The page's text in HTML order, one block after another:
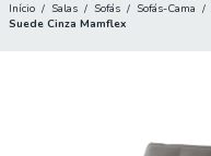
Início / Salas / Sofás / Sofás-Cama /
Suede Cinza Mamflex